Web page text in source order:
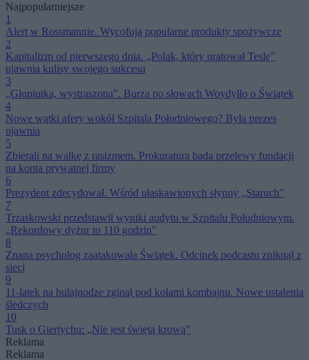
Najpopularniejsze
1
Alert w Rossmannie. Wycofują popularne produkty spożywcze
2
Kapitalizm od pierwszego dnia. „Polak, który uratował Teslę”
ujawnia kulisy swojego sukcesu
3
„Głupiutka, wystraszona”. Burza po słowach Woydyłło o Świątek
4
Nowe wątki afery wokół Szpitala Południowego? Była prezes
ujawnia
5
Zbierali na walkę z rasizmem. Prokuratura bada przelewy fundacji
na konta prywatnej firmy
6
Prezydent zdecydował. Wśród ułaskawionych słynny „Staruch”
7
Trzaskowski przedstawił wyniki audytu w Szpitalu Południowym.
„Rekordowy dyżur to 110 godzin”
8
Znana psycholog zaatakowała Świątek. Odcinek podcastu zniknął z
sieci
9
11-latek na hulajnodze zginął pod kołami kombajnu. Nowe ustalenia
śledczych
10
Tusk o Giertychu: „Nie jest świętą krową”
Reklama
Reklama